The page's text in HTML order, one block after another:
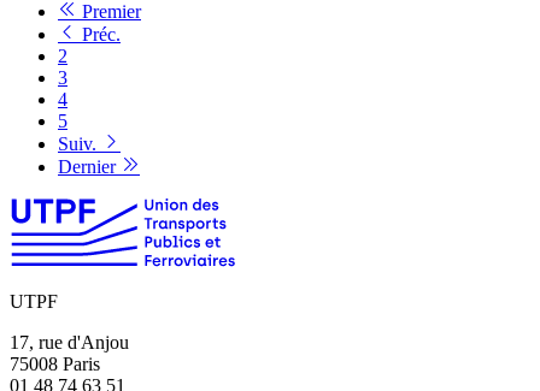
Premier
Préc.
2
3
4
5
Suiv.
Dernier
UTPF
17, rue d'Anjou
75008 Paris
01 48 74 63 51